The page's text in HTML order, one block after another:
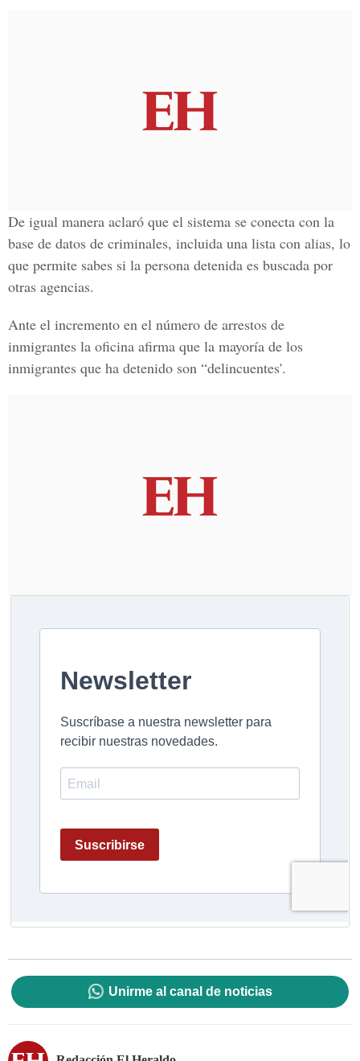
De igual manera aclaró que el sistema se conecta con la
base de datos de criminales, incluida una lista con alias, lo
que permite sabes si la persona detenida es buscada por
otras agencias.
Ante el incremento en el número de arrestos de
inmigrantes la oficina afirma que la mayoría de los
inmigrantes que ha detenido son “delincuentes'.
Unirme al canal de noticias